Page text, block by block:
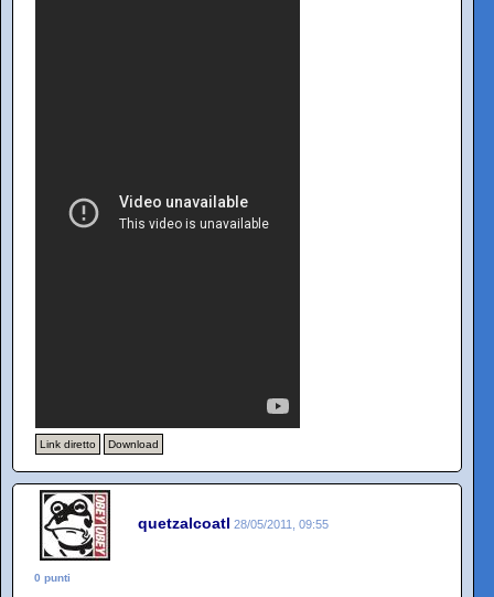
Link diretto Download
quetzalcoatl 28/05/2011, 09:55
0 punti